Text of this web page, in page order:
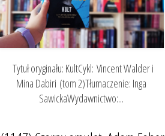
Tytuł oryginału: KultCykl: Vincent Walder i
Mina Dabiri (tom 2)Tłumaczenie: Inga
SawickaWydawnictwo:...